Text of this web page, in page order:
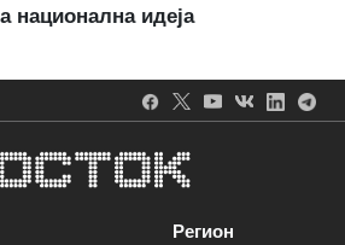
национална идеја
Регион